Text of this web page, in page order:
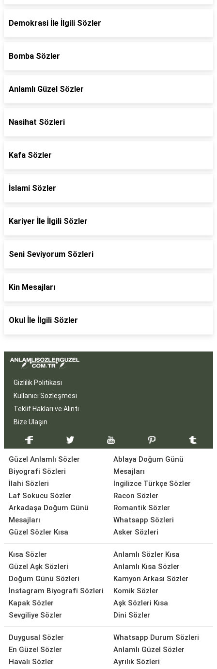
Demokrasi İle İlgili Sözler
Bomba Sözler
Anlamlı Güzel Sözler
Nasihat Sözleri
Kafa Sözler
İslami Sözler
Kariyer İle İlgili Sözler
Seni Seviyorum Sözleri
Kin Mesajları
Okul İle İlgili Sözler
Gizlilik Politikası
Kullanıcı Sözleşmesi
Teklif Hakları ve Alıntı
Bize Ulaşın
Güzel Anlamlı Sözler
Biyografi Sözleri
İlahi Sözleri
Laf Sokucu Sözler
Arkadaşa Doğum Günü
Mesajları
Güzel Sözler Kısa
Ablaya Doğum Günü
Mesajları
İngilizce Türkçe Sözler
Racon Sözler
Romantik Sözler
Whatsapp Sözleri
Asker Sözleri
Kısa Sözler
Güzel Aşk Sözleri
Doğum Günü Sözleri
İnstagram Biyografi Sözleri
Kapak Sözler
Sevgiliye Sözler
Anlamlı Sözler Kısa
Anlamlı Kısa Sözler
Kamyon Arkası Sözler
Komik Sözler
Aşk Sözleri Kısa
Dini Sözler
Duygusal Sözler
En Güzel Sözler
Havalı Sözler
Whatsapp Durum Sözleri
Anlamlı Güzel Sözler
Ayrılık Sözleri